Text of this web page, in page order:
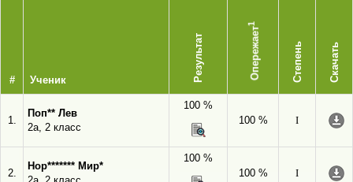
# Ученик Результат Опережает
1
Степень Скачать
1.
Поп** Лев
2а, 2 класс
100 %
100 %
I
2.
Нор******* Мир*
100 %
100 %
I